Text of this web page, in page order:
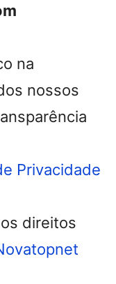
na
nossos
Privacidade
direitos